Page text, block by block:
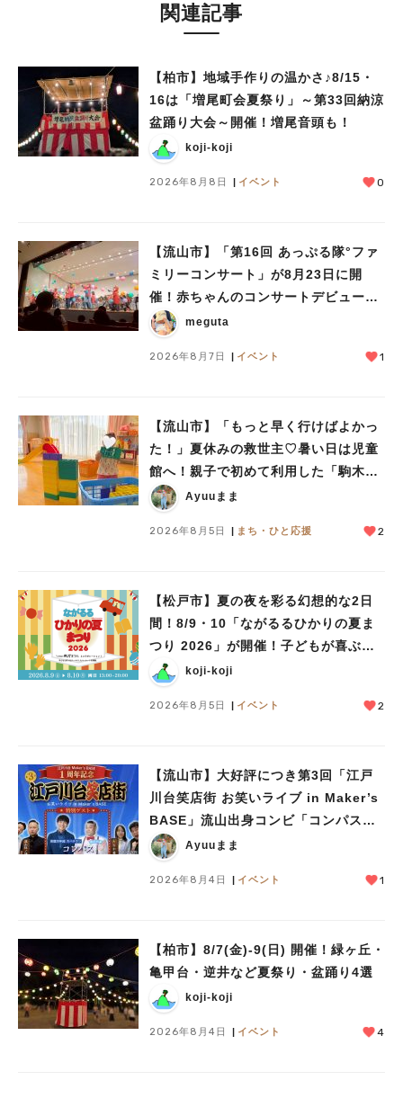
関連記事
【柏市】地域手作りの温かさ♪8/15・
16は「増尾町会夏祭り」～第33回納涼
盆踊り大会～開催！増尾音頭も！
koji-koji
2026年8月8日 イベント 0
【流山市】「第16回 あっぷる隊°ファ
ミリーコンサート」が8月23日に開
催！赤ちゃんのコンサートデビューに
も♪
meguta
2026年8月7日 イベント 1
【流山市】「もっと早く行けばよかっ
た！」夏休みの救世主♡暑い日は児童
館へ！親子で初めて利用した「駒木台
児童館」レポート
Ayuuまま
2026年8月5日 まち・ひと応援 2
【松戸市】夏の夜を彩る幻想的な2日
間！8/9・10「ながるるひかりの夏ま
つり 2026」が開催！子どもが喜ぶワ
ークショップや限定ヒーローショーも
koji-koji
2026年8月5日 イベント 2
【流山市】大好評につき第3回「江戸
川台笑店街 お笑いライブ in Maker’s
BASE」流山出身コンビ「コンパス」
も登場！8/23（日）
Ayuuまま
2026年8月4日 イベント 1
【柏市】8/7(金)‐9(日) 開催！緑ヶ丘・
亀甲台・逆井など夏祭り・盆踊り4選
koji-koji
2026年8月4日 イベント 4
人気のキーワード